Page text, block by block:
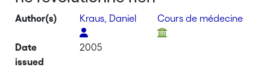
Author(s) Kraus, Daniel Cours de médecine
Date
issued
2005